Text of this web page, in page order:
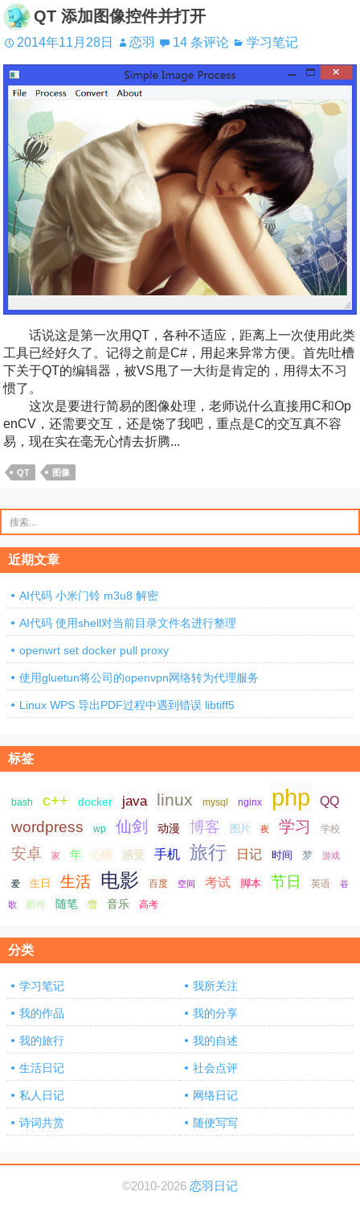
QT 添加图像控件并打开
2014年11月28日 恋羽 14 条评论 学习笔记
话说这是第一次用QT，各种不适应，距离上一次使用此类
工具已经好久了。记得之前是C#，用起来异常方便。首先吐槽
下关于QT的编辑器，被VS甩了一大街是肯定的，用得太不习
惯了。
这次是要进行简易的图像处理，老师说什么直接用C和Op
enCV，还需要交互，还是饶了我吧，重点是C的交互真不容
易，现在实在毫无心情去折腾...
QT 图像
索：
近期文章
AI代码 小米门铃 m3u8 解密
AI代码 使用shell对当前目录文件名进行整理
openwrt set docker pull proxy
使用gluetun将公司的openvpn网络转为代理服务
Linux WPS 导出PDF过程中遇到错误 libtiff5
标签
bash c++ docker java linux mysql nginx php QQ
wordpress wp 仙剑 动漫 博客 图片 夜 学习 学校
安卓 家 年 心情 感受 手机 旅行 日记 时间 梦 游戏
爱 生日 生活 电影 百度 空间 考试 脚本 节日 英语 谷
歌 邮件 随笔 雪 音乐 高考
分类
学习笔记 我所关注
我的作品 我的分享
我的旅行 我的自述
生活日记 社会点评
私人日记 网络日记
诗词共赏 随便写写
©2010-2026 恋羽日记